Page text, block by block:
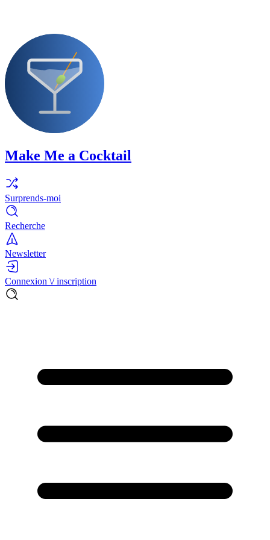
Make Me a Cocktail
Surprends-moi
Recherche
Newsletter
Connexion \/ inscription